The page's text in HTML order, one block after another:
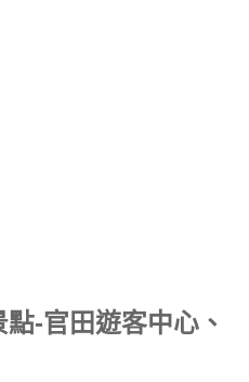
-官田遊客中心、